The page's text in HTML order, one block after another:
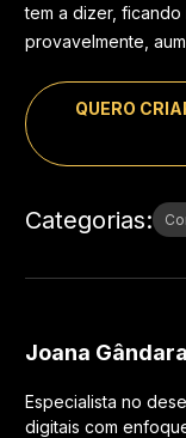
tem a dizer, ficando
provavelmente,
QUERO
Categorias:
Joana Gândara
Especialista no
digitais com